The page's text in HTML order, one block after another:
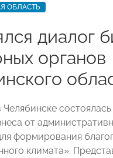
ОБЛАСТЬ
диалог
органов
Челябинске
от
формирования
климата».